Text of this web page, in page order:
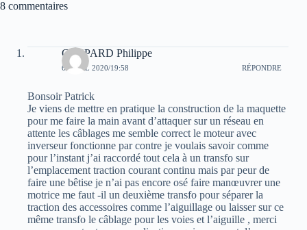
ok A
8 commentaires
GASPARD Philippe
6 AVRIL 2020/19:58 RÉPONDRE
Bonsoir Patrick
Je viens de mettre en pratique la construction de la maquette
pour me faire la main avant d’attaquer sur un réseau en
attente les câblages me semble correct le moteur avec
inverseur fonctionne par contre je voulais savoir comme
pour l’instant j’ai raccordé tout cela à un transfo sur
l’emplacement traction courant continu mais par peur de
faire une bêtise je n’ai pas encore osé faire manœuvrer une
motrice me faut -il un deuxième transfo pour séparer la
traction des accessoires comme l’aiguillage ou laisser sur ce
même transfo le câblage pour les voies et l’aiguille , merci